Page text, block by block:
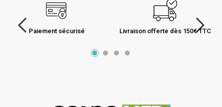
Paiement sécurisé Livraison offerte dès 150€ TTC